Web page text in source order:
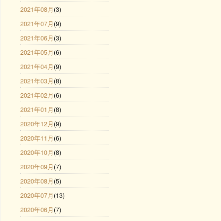
2021年08月 (3)
2021年07月 (9)
2021年06月 (3)
2021年05月 (6)
2021年04月 (9)
2021年03月 (8)
2021年02月 (6)
2021年01月 (8)
2020年12月 (9)
2020年11月 (6)
2020年10月 (8)
2020年09月 (7)
2020年08月 (5)
2020年07月 (13)
2020年06月 (7)